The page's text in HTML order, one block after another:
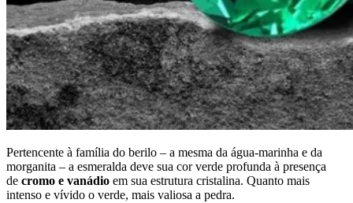
Pertencente à família do berilo – a mesma da água-marinha e da
morganita – a esmeralda deve sua cor verde profunda à presença
de cromo e vanádio em sua estrutura cristalina. Quanto mais
intenso e vívido o verde, mais valiosa a pedra.